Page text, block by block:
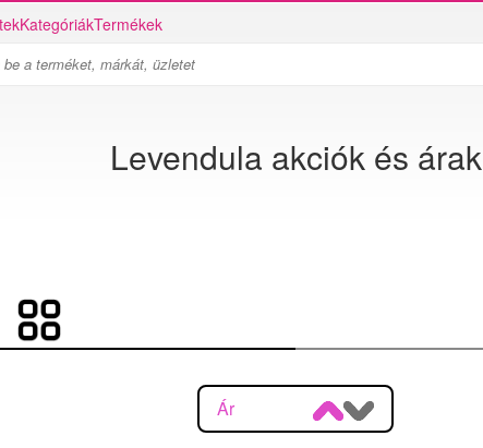
KategóriákTermékek
Levendula akciók és árak
Ár